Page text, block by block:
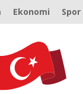
Ekonomi Spor